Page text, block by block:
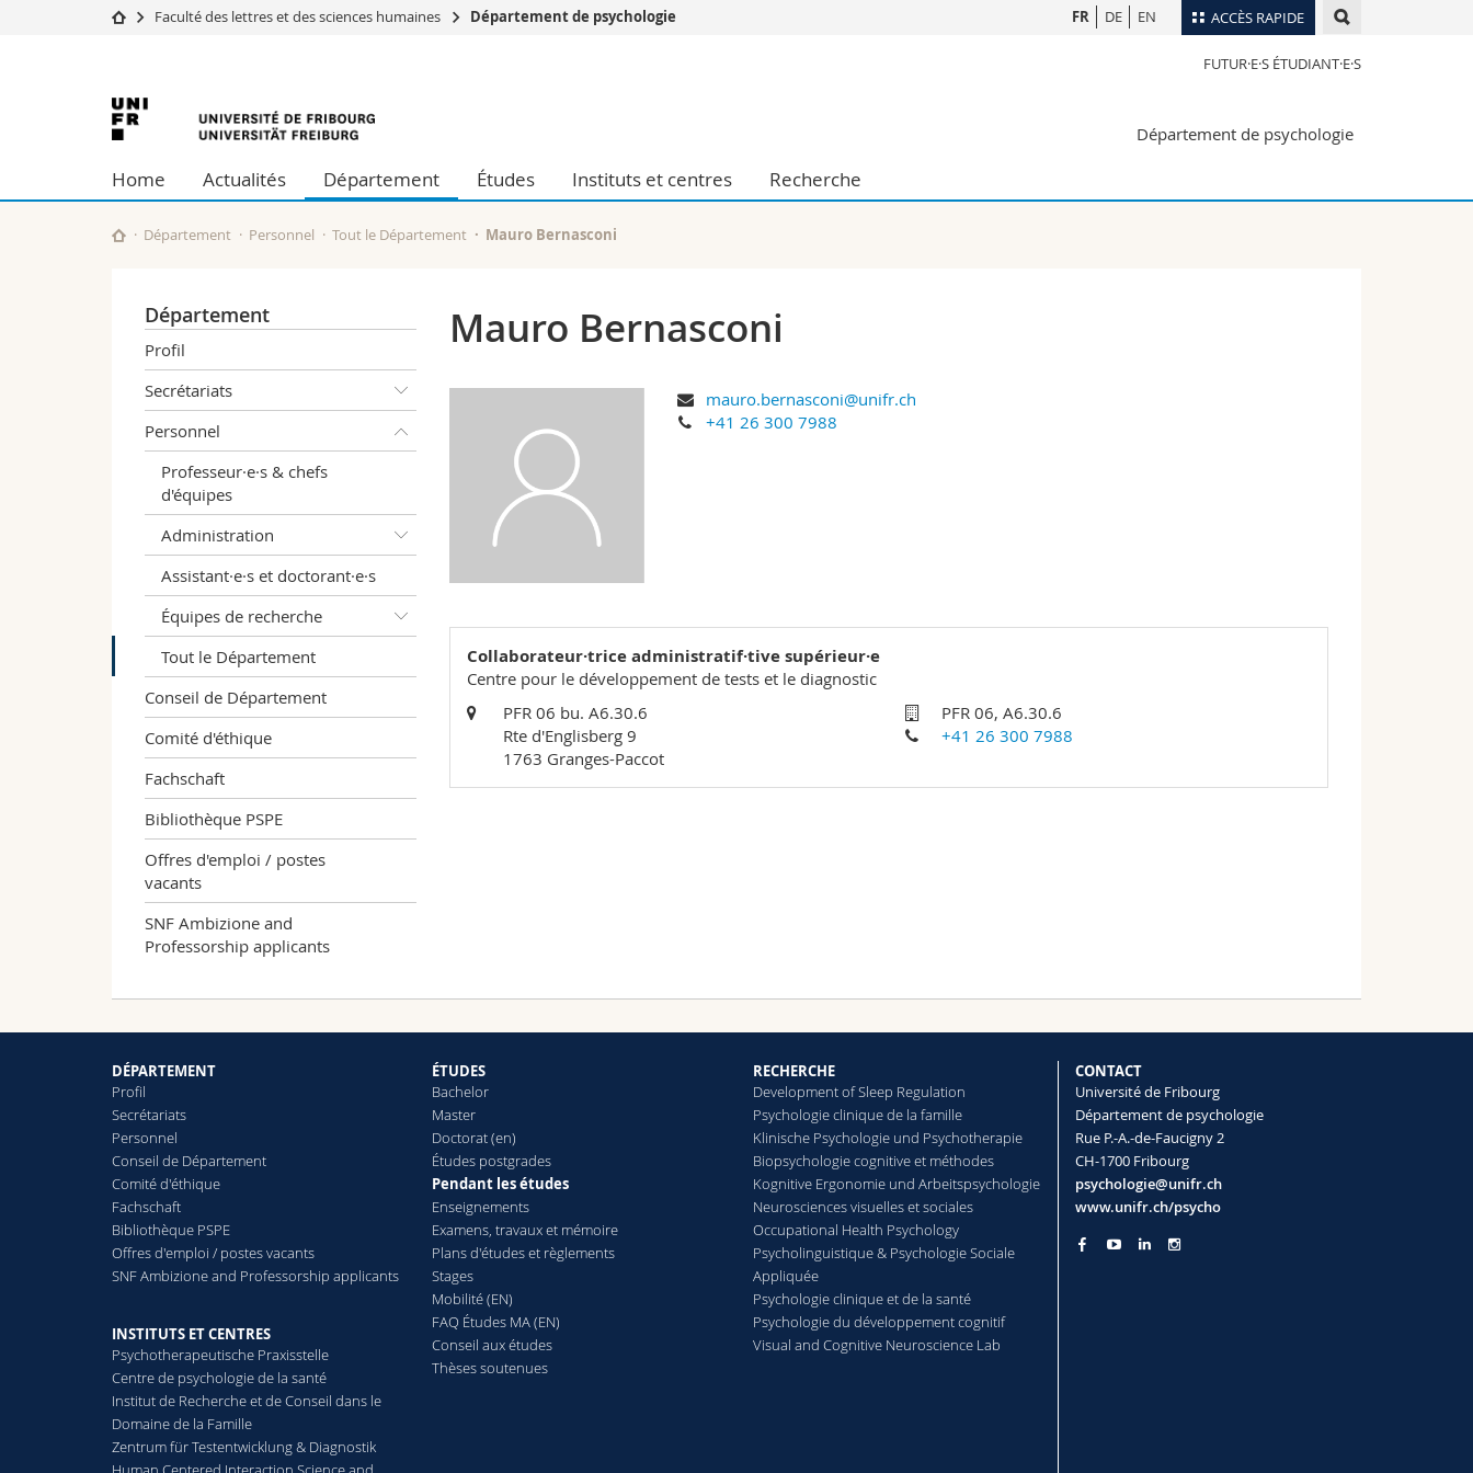
ACCÈS RAPIDE
Etudes
Campus
Université
Formation continue
Lettres et sciences humaines
Sciences de l'éducation et de la formation
Sciences et médecine
Collaborateurs
Bibliothèques
Programme des cours
FR DE EN
Faculté des lettres et des sciences humaines Département de psychologie
FUTUR·E·S ÉTUDIANT·E·S
Université
de
Fribourg
Département de psychologie
Home Actualités Département Études Instituts et centres Recherche
Département Personnel Tout le Département Mauro Bernasconi
Département
Profil
Secrétariats
Personnel
Professeur·e·s & chefs
d'équipes
Administration
Assistant·e·s et doctorant·e·s
Équipes de recherche
Tout le Département
Conseil de Département
Comité d'éthique
Fachschaft
Bibliothèque PSPE
Offres d'emploi / postes
vacants
SNF Ambizione and
Professorship applicants
Mauro Bernasconi
mauro.bernasconi@unifr.ch
+41 26 300 7988
Collaborateur·trice administratif·tive supérieur·e
Centre pour le développement de tests et le diagnostic
PFR 06 bu. A6.30.6
Rte d'Englisberg 9
1763 Granges-Paccot
PFR 06, A6.30.6
+41 26 300 7988
DÉPARTEMENT
Profil
Secrétariats
Personnel
Conseil de Département
Comité d'éthique
Fachschaft
Bibliothèque PSPE
Offres d'emploi / postes vacants
SNF Ambizione and Professorship applicants
INSTITUTS ET CENTRES
Psychotherapeutische Praxisstelle
Centre de psychologie de la santé
Institut de Recherche et de Conseil dans le
Domaine de la Famille
Zentrum für Testentwicklung & Diagnostik
ÉTUDES
Bachelor
Master
Doctorat (en)
Études postgrades
Pendant les études
Enseignements
Examens, travaux et mémoire
Plans d'études et règlements
Stages
Mobilité (EN)
FAQ Études MA (EN)
Conseil aux études
Thèses soutenues
RECHERCHE
Development of Sleep Regulation
Psychologie clinique de la famille
Klinische Psychologie und Psychotherapie
Biopsychologie cognitive et méthodes
Kognitive Ergonomie und Arbeitspsychologie
Neurosciences visuelles et sociales
Occupational Health Psychology
Psycholinguistique & Psychologie Sociale
Appliquée
Psychologie clinique et de la santé
Psychologie du développement cognitif
Visual and Cognitive Neuroscience Lab
CONTACT
Université de Fribourg
Département de psychologie
Rue P.-A.-de-Faucigny 2
CH-1700 Fribourg
psychologie@unifr.ch
www.unifr.ch/psycho